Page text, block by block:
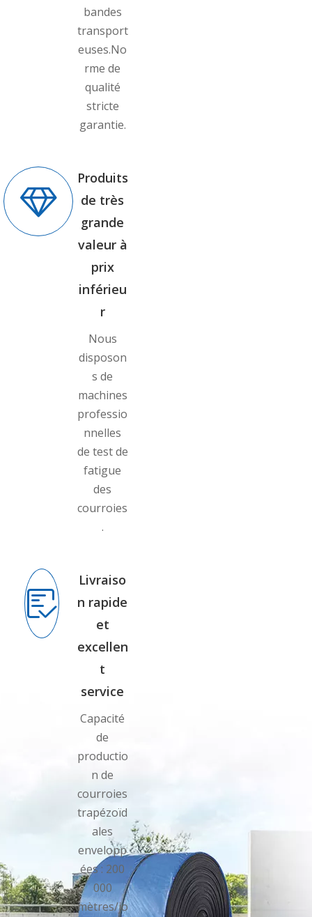
bandes
transport
euses.No
rme de
qualité
stricte
garantie.
Produits
de très
grande
valeur à
prix
inférieu
r
Nous
disposon
s de
machines
professio
nnelles
de test de
fatigue
des
courroies
.
Livraiso
n rapide
et
excellen
t
service
Capacité
de
productio
n de
courroies
trapézoïd
ales
envelopp
ées : 200
000
mètres/jo